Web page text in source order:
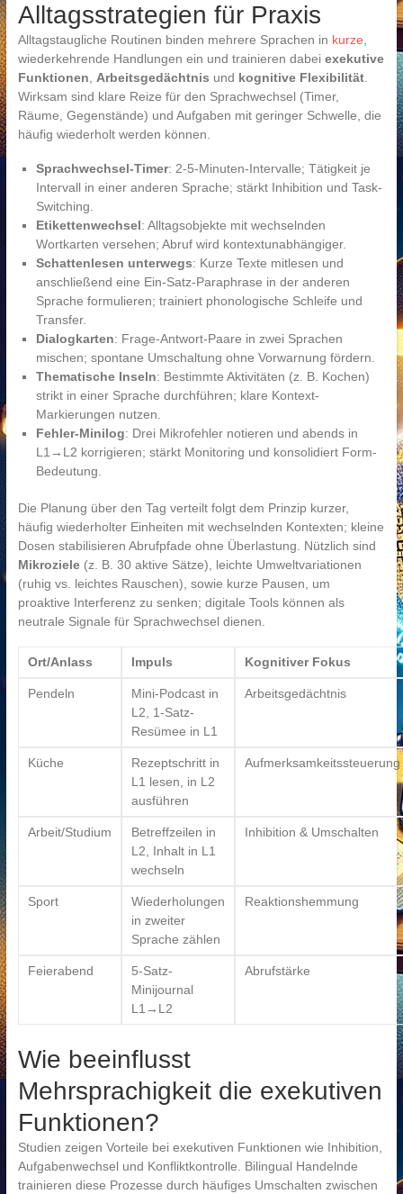
Alltagsstrategien für Praxis
Alltagstaugliche Routinen binden mehrere Sprachen in kurze
wiederkehrende Handlungen ein und trainieren dabei exekutive
Funktionen
Arbeitsgedächtnis und kognitive Flexibilität.
Wirksam sind klare Reize für den Sprachwechsel (Timer,
Räume, Gegenstände) und Aufgaben mit geringer Schwelle, die
häufig wiederholt werden können.
Sprachwechsel-Timer: 2-5-Minuten-Intervalle; Tätigkeit je
Intervall in einer anderen Sprache; stärkt Inhibition und Task-
Switching.
Etikettenwechsel: Alltagsobjekte mit wechselnden
Wortkarten versehen; Abruf wird kontextunabhängiger.
Schattenlesen unterwegs: Kurze Texte mitlesen und
anschließend eine Ein-Satz-Paraphrase in der anderen
Sprache formulieren; trainiert phonologische Schleife und
Transfer.
Dialogkarten: Frage-Antwort-Paare in zwei Sprachen
mischen; spontane Umschaltung ohne Vorwarnung fördern.
Thematische Inseln: Bestimmte Aktivitäten (z. B. Kochen)
strikt in einer Sprache durchführen; klare Kontext-
Markierungen nutzen.
Fehler-Minilog: Drei Mikrofehler notieren und abends in
L1→L2 korrigieren; stärkt Monitoring und konsolidiert Form-
Bedeutung.
Die Planung über den Tag verteilt folgt dem Prinzip kurzer,
häufig wiederholter Einheiten mit wechselnden Kontexten; kleine
Dosen stabilisieren Abrufpfade ohne Überlastung. Nützlich sind
Mikroziele(z. B. 30 aktive Sätze), leichte Umweltvariationen
(ruhig vs. leichtes Rauschen), sowie kurze Pausen, um
proaktive Interferenz zu senken; digitale Tools können als
neutrale Signale für Sprachwechsel dienen.
Ort/Anlass Impuls Kognitiver Fokus
Pendeln
Mini-Podcast in
L2, 1-Satz-
Resümee in L1
Arbeitsgedächtnis
Küche
Rezeptschritt in
L1 lesen, in L2
ausführen
Aufmerksamkeitssteuerung
Arbeit/Studium
Betreffzeilen in
L2, Inhalt in L1
wechseln
Inhibition & Umschalten
Sport
Wiederholungen
in zweiter
Sprache zählen
Reaktionshemmung
Feierabend
5-Satz-
Minijournal
L1→L2
Abrufstärke
Wie beeinflusst
Mehrsprachigkeit die exekutiven
Funktionen?
Studien zeigen Vorteile bei exekutiven Funktionen wie Inhibition,
Aufgabenwechsel und Konfliktkontrolle. Bilingual Handelnde
trainieren diese Prozesse durch häufiges Umschalten zwischen